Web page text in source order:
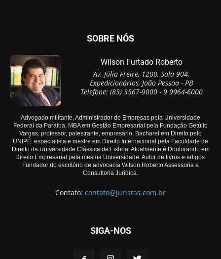
SOBRE NÓS
Wilson Furtado Roberto
Av. Júlia Freire, 1200, Sala 904,
Expedicionários, João Pessoa - PB
Telefone: (83) 3567-9000 - 9 9964-6000
Advogado militante, Administrador de Empresas pela Universidade
Federal da Paraíba, MBA em Gestão Empresarial pela Fundação Getúlio
Vargas, professor, palestrante, empresário, Bacharel em Direito pelo
UNIPÊ, especialista e mestre em Direito Internacional pela Faculdade de
Direito da Universidade Clássica de Lisboa. Atualmente é Doutorando em
Direito Empresarial pela mesma Universidade. Autor de livros e artigos.
Fundador do escritório de advocacia Wilson Roberto Assessoria e
Consultoria Jurídica.
Contato: contato@juristas.com.br
SIGA-NOS